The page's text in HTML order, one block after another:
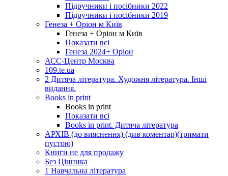
Підручники і посібники 2022
Підручники і посібники 2019
Генеза + Оріон м Київ
Генеза + Оріон м Київ
Показати всі
Генеза 2024+ Оріон
АСС-Центр Москва
109.te.ua
2 Дитяча література. Художня література. Інші
видання.
Books in print
Books in print
Показати всі
Books in print. Дитяча література
АРХІВ (до вияснення) (див коментар)(тримати
пустою)
Книги не для продажу
Без Цінника
1 Навчальна література